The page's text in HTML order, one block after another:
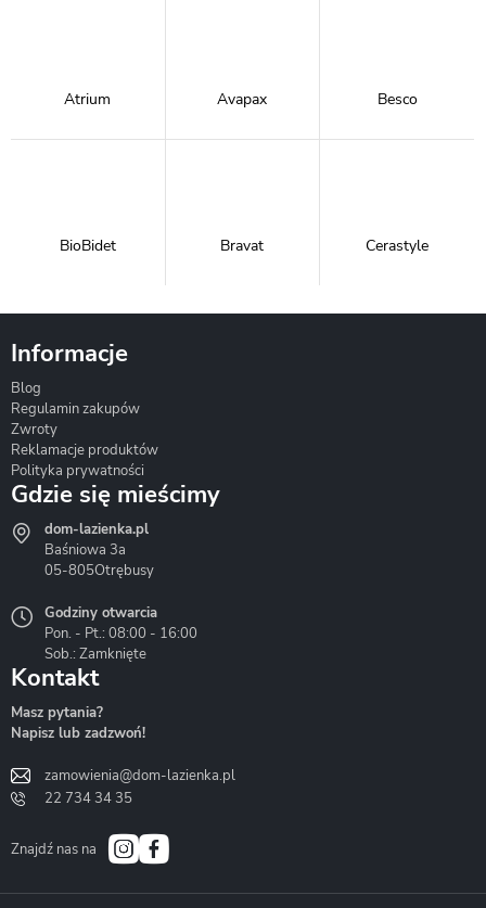
Atrium Avapax Besco
BioBidet Bravat Cerastyle
Hydrostop
Liveno
Bath&Spa
Informacje
Blog
Regulamin zakupów
Zwroty
Reklamacje produktów
Polityka prywatności
Gdzie się mieścimy
dom-lazienka.pl
Baśniowa 3a
05-805Otrębusy
Godziny otwarcia
Pon. - Pt.: 08:00 - 16:00
Sob.: Zamknięte
Kontakt
Masz pytania?
Napisz lub zadzwoń!
zamowienia@dom-lazienka.pl
22 734 34 35
Znajdź nas na